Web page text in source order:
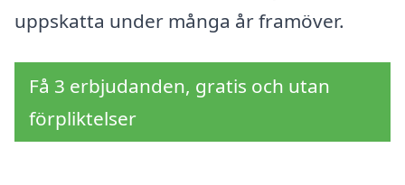
uppskatta under många år framöver.
Få 3 erbjudanden, gratis och utan
förpliktelser